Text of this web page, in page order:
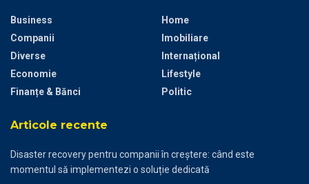
Business
Companii
Diverse
Economie
Finanțe & Bănci
Home
Imobiliare
Internațional
Lifestyle
Politic
Articole recente
Disaster recovery pentru companii în creștere: când este
momentul să implementezi o soluție dedicată